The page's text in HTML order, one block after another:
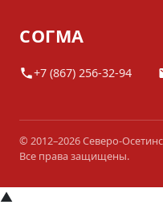
СОГМА
+7 (867) 256-32-94
© 2012–2026 Северо-
Все права защищены.
▲